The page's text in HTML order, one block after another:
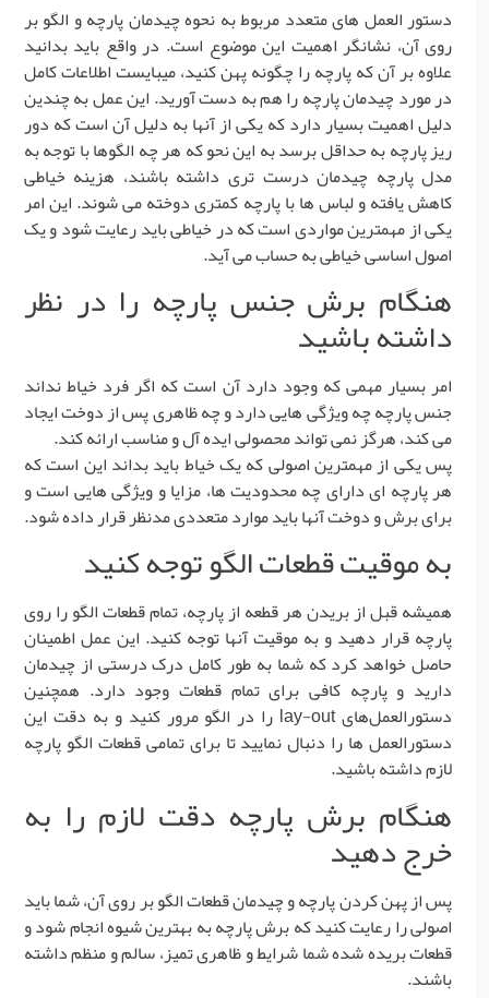
دستور العمل های متعدد مربوط به نحوه چیدمان پارچه و الگو بر
روی آن، نشانگر اهمیت این موضوع است. در واقع باید بدانید
علاوه بر آن که پارچه را چگونه پهن کنید، میبایست اطلاعات کامل
در مورد چیدمان پارچه را هم به دست آورید. این عمل به چندین
دلیل اهمیت بسیار دارد که یکی از آنها به دلیل آن است که دور
ریز پارچه به حداقل برسد به این نحو که هر چه الگوها با توجه به
مدل پارچه چیدمان درست تری داشته باشند، هزینه خیاطی
کاهش یافته و لباس ها با پارچه کمتری دوخته می شوند. این امر
یکی از مهمترین مواردی است که در خیاطی باید رعایت شود و یک
اصول اساسی خیاطی به حساب می آید.
هنگام برش جنس پارچه را در نظر
داشته باشید
امر بسیار مهمی که وجود دارد آن است که اگر فرد خیاط نداند
جنس پارچه چه ویژگی هایی دارد و چه ظاهری پس از دوخت ایجاد
می کند، هرگز نمی تواند محصولی ایده آل و مناسب ارائه کند.
پس یکی از مهمترین اصولی که یک خیاط باید بداند این است که
هر پارچه ای دارای چه محدودیت ها، مزایا و ویژگی هایی است و
برای برش و دوخت آنها باید موارد متعددی مدنظر قرار داده شود.
به موقیت قطعات الگو توجه کنید
همیشه قبل از بریدن هر قطعه از پارچه، تمام قطعات الگو را روی
پارچه قرار دهید و به موقیت آنها توجه کنید. این عمل اطمینان
حاصل خواهد کرد که شما به طور کامل درک درستی از چیدمان
دارید و پارچه کافی برای تمام قطعات وجود دارد. همچنین
دستورالعمل‌های lay-out را در الگو مرور کنید و به دقت این
دستورالعمل ها را دنبال نمایید تا برای تمامی قطعات الگو پارچه
لازم داشته باشید.
هنگام برش پارچه دقت لازم را به
خرج دهید
پس از پهن کردن پارچه و چیدمان قطعات الگو بر روی آن، شما باید
اصولی را رعایت کنید که برش پارچه به بهترین شیوه انجام شود و
قطعات بریده شده شما شرایط و ظاهری تمیز، سالم و منظم داشته
باشند.